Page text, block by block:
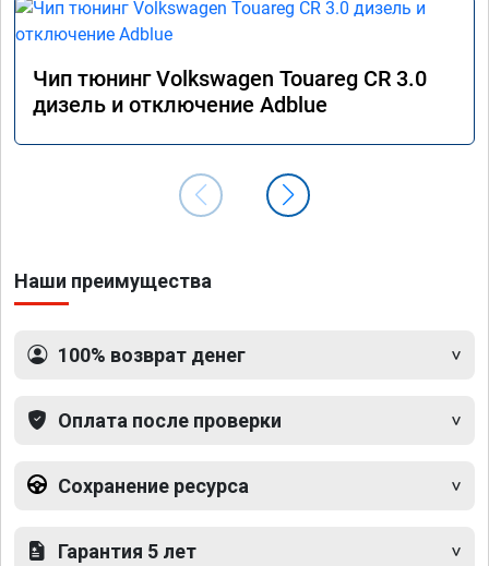
Чип тюнинг Volkswagen Touareg CR 3.0
дизель и отключение Adblue
Наши преимущества
100% возврат денег
Оплата после проверки
Сохранение ресурса
Гарантия 5 лет